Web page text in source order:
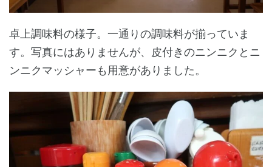
卓上調味料の様子。一通りの調味料が揃っていま
す。写真にはありませんが、皮付きのニンニクとニ
ンニクマッシャーも用意がありました。